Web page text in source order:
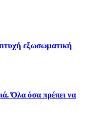
εξωσωματική
Όλα όσα πρέπει να